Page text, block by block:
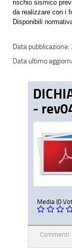
rischio sismico
da realizzare con i
Disponibili
-
Media (0
Commenti